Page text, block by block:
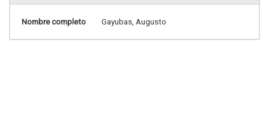
Nombre completo Gayubas, Augusto